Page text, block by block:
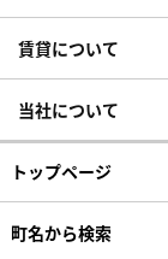
賃貸について
当社について
トップページ
町名から検索